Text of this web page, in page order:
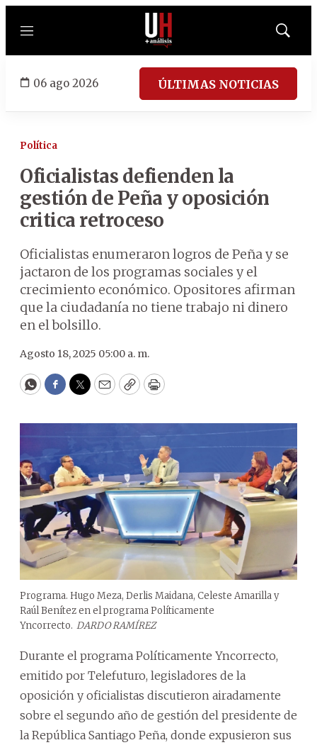
Menú
Mostrar
06 ago 2026 ÚLTIMAS NOTICIAS
Política
Oficialistas defienden la
gestión de Peña y oposición
critica retroceso
Oficialistas enumeraron logros de Peña y se
jactaron de los programas sociales y el
crecimiento económico. Opositores afirman
que la ciudadanía no tiene trabajo ni dinero
en el bolsillo.
Agosto 18, 2025 05:00 a. m.
WhatsApp
Facebook
Twitter
EmailCopyPrint
Programa. Hugo Meza, Derlis Maidana, Celeste Amarilla y
Raúl Benítez en el programa Políticamente
Yncorrecto. DARDO RAMÍREZ
Durante el programa Políticamente Yncorrecto,
emitido por Telefuturo, legisladores de la
oposición y oficialistas discutieron airadamente
sobre el segundo año de gestión del presidente de
la República Santiago Peña, donde expusieron sus